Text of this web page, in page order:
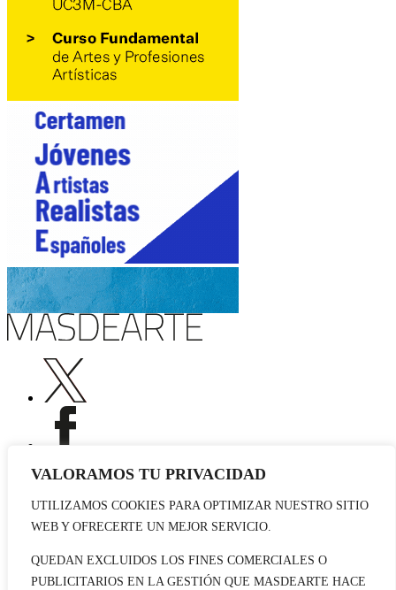
VALORAMOS TU PRIVACIDAD
UTILIZAMOS COOKIES PARA OPTIMIZAR NUESTRO SITIO
WEB Y OFRECERTE UN MEJOR SERVICIO.
QUEDAN EXCLUIDOS LOS FINES COMERCIALES O
PUBLICITARIOS EN LA GESTIÓN QUE MASDEARTE HACE
Publicidad
Contacto
© 2026 masdearte. Información de exposiciones, museos y artistas